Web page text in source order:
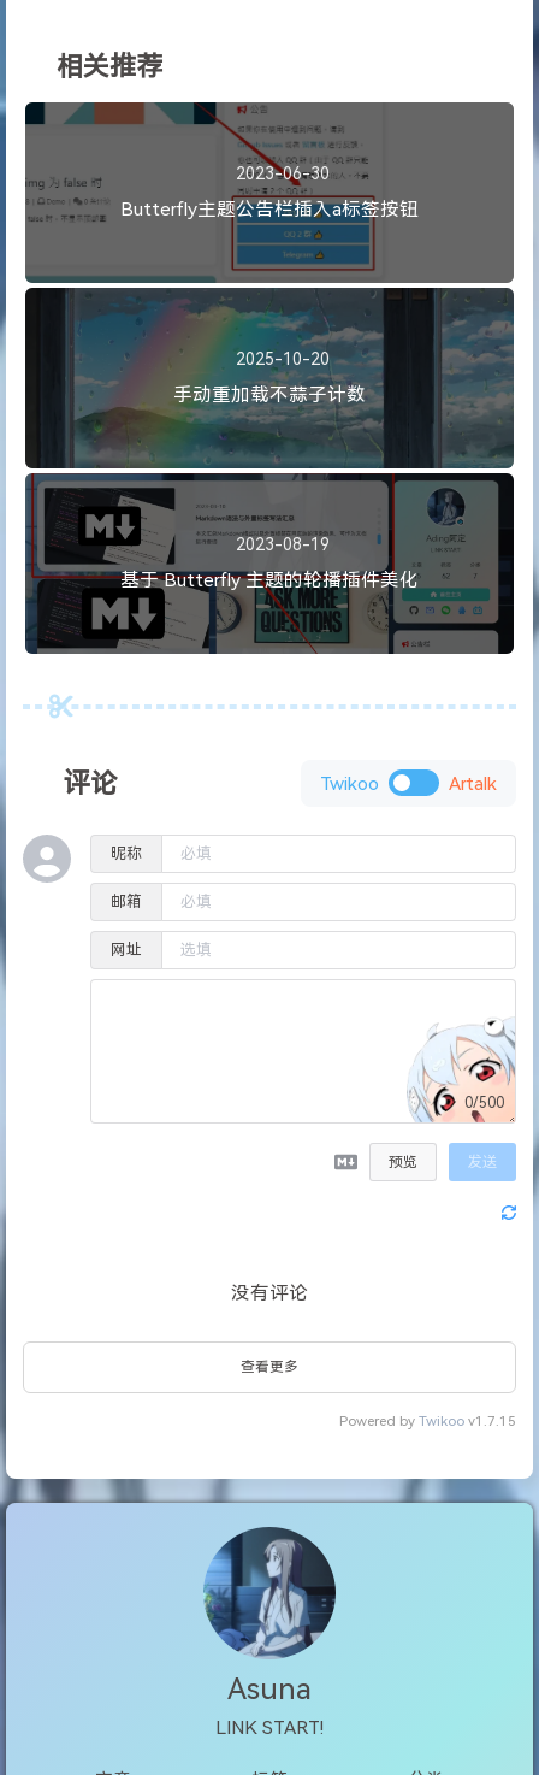
相关推荐
2023-06-30
Butterfly主题公告栏插入a标签按钮
2025-10-20
手动重加载不蒜子计数
2023-08-19
基于 Butterfly 主题的轮播插件美化
评论 Twikoo Artalk
昵称
邮箱
网址
0/500
预览 发送
没有评论
查看更多
Powered by Twikoo v1.7.15
Asuna
LINK START!